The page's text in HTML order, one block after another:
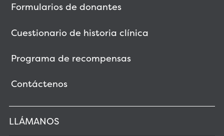
Formularios de donantes
Cuestionario de historia clínica
Programa de recompensas
Contáctenos
LLÁMANOS